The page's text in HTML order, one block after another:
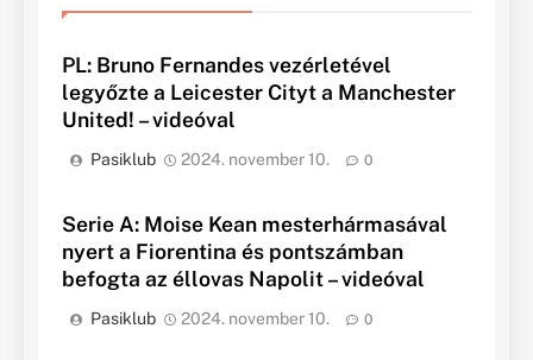
PL: Bruno Fernandes vezérletével
legyőzte a Leicester Cityt a Manchester
United! – videóval
Pasiklub 2024. november 10. 0
Serie A: Moise Kean mesterhármasával
nyert a Fiorentina és pontszámban
befogta az éllovas Napolit – videóval
Pasiklub 2024. november 10. 0